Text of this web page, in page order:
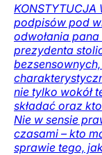
KONSTYTUCJA
podpisów pod
odwołania
prezydenta
nie tylko wokół
składać oraz
Nie w sensie
czasami – kto
sprawie tego,